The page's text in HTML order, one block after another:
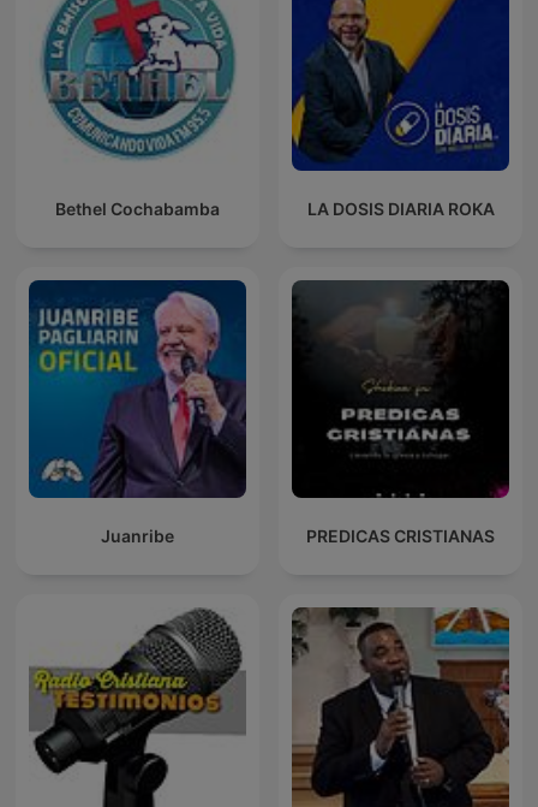
Bethel Cochabamba LA DOSIS DIARIA ROKA
Juanribe PREDICAS CRISTIANAS